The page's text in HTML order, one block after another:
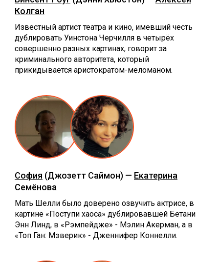
Колган
Известный артист театра и кино, имевший честь
дублировать Уинстона Черчилля в четырёх
совершенно разных картинах, говорит за
криминального авторитета, который
прикидывается аристократом-меломаном.
София (Джозетт Саймон) — Екатерина
Семёнова
Мать Шелли было доверено озвучить актрисе, в
картине «Поступи хаоса» дублировавшей Бетани
Энн Линд, в «Рэмпейдже» - Мэлин Акерман, а в
«Топ Ган: Мэверик» - Дженнифер Коннелли.